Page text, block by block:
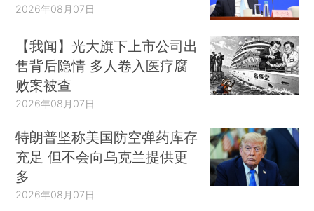
2026年08月07日
【我闻】光大旗下上市公司出
售背后隐情 多人卷入医疗腐
败案被查
2026年08月07日
特朗普坚称美国防空弹药库存
充足 但不会向乌克兰提供更
多
2026年08月07日